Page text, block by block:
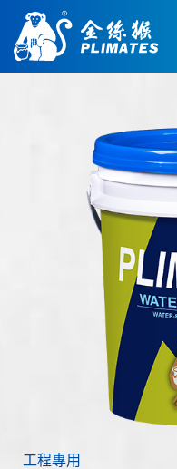
工程專用